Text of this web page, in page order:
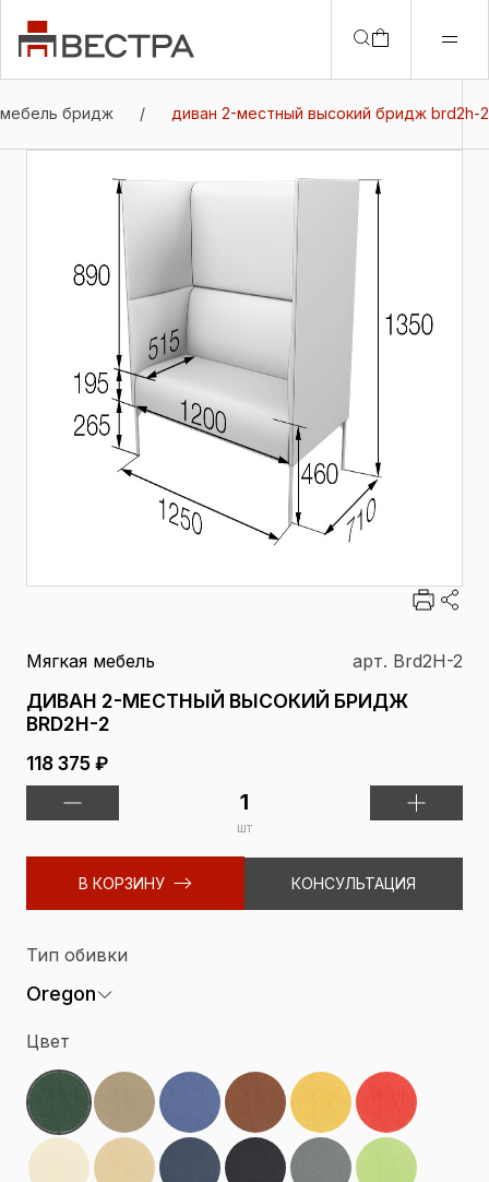
мебель бридж / диван 2-местный высокий бридж brd2h-2
Мягкая мебель арт. Brd2H-2
ДИВАН 2-МЕСТНЫЙ ВЫСОКИЙ БРИДЖ
BRD2H-2
118 375 ₽
шт
В КОРЗИНУ КОНСУЛЬТАЦИЯ
Тип обивки
Oregon
Цвет